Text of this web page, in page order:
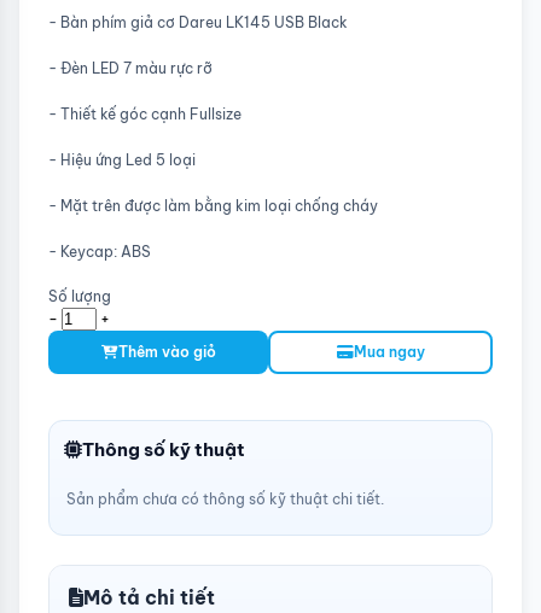
- Bàn phím giả cơ Dareu LK145 USB Black
- Đèn LED 7 màu rực rỡ
- Thiết kế góc cạnh Fullsize
- Hiệu ứng Led 5 loại
- Mặt trên được làm bằng kim loại chống cháy
- Keycap: ABS
Số lượng
- +
Thêm vào giỏ Mua ngay
Thông số kỹ thuật
Sản phẩm chưa có thông số kỹ thuật chi tiết.
Mô tả chi tiết